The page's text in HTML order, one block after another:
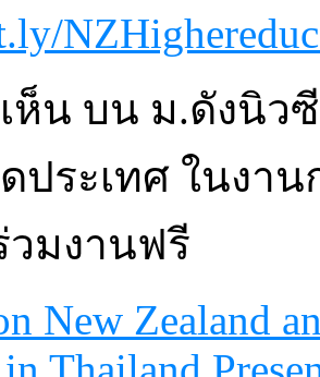
ห็น บน ม.ดังนิว
ดประเทศ ในงา
วมงานฟรี